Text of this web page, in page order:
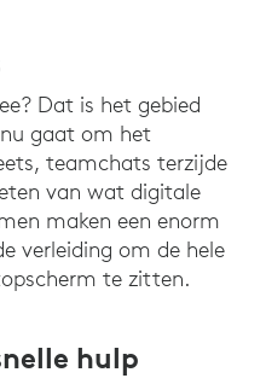
Dat is het gebied
gaat om het
teamchats terzijde
van wat digitale
maken een enorm
verleiding om de hele
te zitten.
hulp